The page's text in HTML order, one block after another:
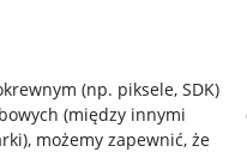
(np. piksele, SDK)
(między innymi
, możemy zapewnić, że